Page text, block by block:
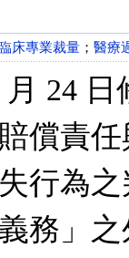
床專業裁量 ； 醫療
月 24
償責
行為
務」